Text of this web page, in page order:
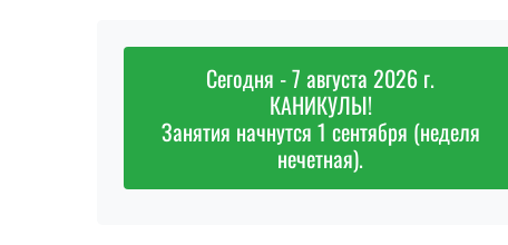
Сегодня - 7 августа 2026 г.
КАНИКУЛЫ!
Занятия начнутся 1 сентября (неделя
нечетная).